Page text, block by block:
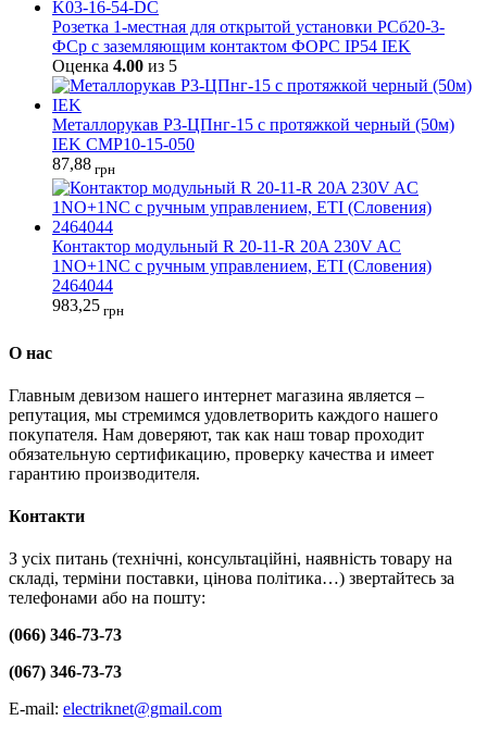
Розетка 1-местная для открытой установки РСб20-3-
ФСр с заземляющим контактом ФОРС IP54 IEK
Оценка 4.00 из 5
Металлорукав Р3-ЦПнг-15 с протяжкой черный (50м)
IEK CMP10-15-050
87,88 грн
Контактор модульный R 20-11-R 20A 230V AC
1NO+1NC с ручным управлением, ETI (Словения)
2464044
983,25 грн
О нас
Главным девизом нашего интернет магазина является –
репутация, мы стремимся удовлетворить каждого нашего
покупателя. Нам доверяют, так как наш товар проходит
обязательную сертификацию, проверку качества и имеет
гарантию производителя.
Контакти
З усіх питань (технічні, консультаційні, наявність товару на
складі, терміни поставки, цінова політика…) звертайтесь за
телефонами або на пошту:
(066) 346-73-73
(067) 346-73-73
E-mail: electriknet@gmail.com